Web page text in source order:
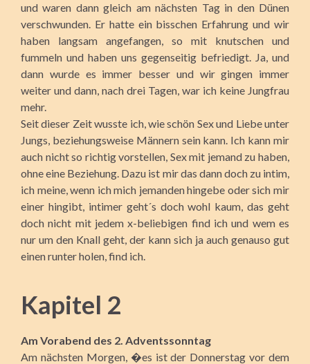
und waren dann gleich am nächsten Tag in den Dünen
verschwunden. Er hatte ein bisschen Erfahrung und wir
haben langsam angefangen, so mit knutschen und
fummeln und haben uns gegenseitig befriedigt. Ja, und
dann wurde es immer besser und wir gingen immer
weiter und dann, nach drei Tagen, war ich keine Jungfrau
mehr.
Seit dieser Zeit wusste ich, wie schön Sex und Liebe unter
Jungs, beziehungsweise Männern sein kann. Ich kann mir
auch nicht so richtig vorstellen, Sex mit jemand zu haben,
ohne eine Beziehung. Dazu ist mir das dann doch zu intim,
ich meine, wenn ich mich jemanden hingebe oder sich mir
einer hingibt, intimer geht´s doch wohl kaum, das geht
doch nicht mit jedem x-beliebigen find ich und wem es
nur um den Knall geht, der kann sich ja auch genauso gut
einen runter holen, find ich.
Kapitel 2
Am Vorabend des 2. Adventssonntag
Am nächsten Morgen, �es ist der Donnerstag vor dem